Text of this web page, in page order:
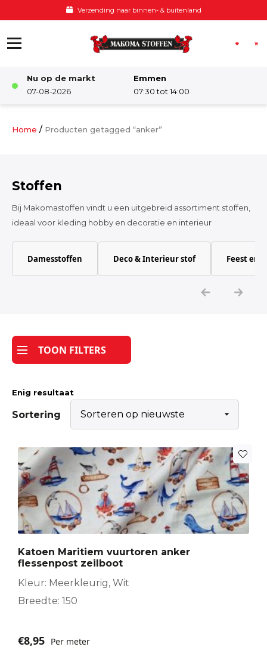
Verzending naar binnen- & buitenland
Nu op de markt
07-08-2026
Emmen
07:30 tot 14:00
Damesstoffen
Katoen
Tijdpakker stof
Home / Producten getagged “anker”
Stoffen
Bij Makomastoffen vindt u een uitgebreid assortiment stoffen,
ideaal voor kleding hobby en decoratie en interieur
Damesstoffen Deco & Interieur stof Feest en
TOON FILTERS
Enig resultaat
Sortering
Katoen Maritiem vuurtoren anker
flessenpost zeilboot
Kleur: Meerkleurig, Wit
Breedte: 150
€8,95 Per meter